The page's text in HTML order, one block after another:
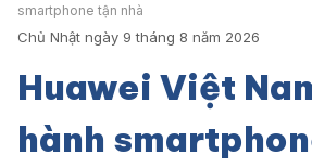
smartphone tận nhà
Chủ Nhật ngày 9 tháng 8 năm 2026
Huawei Việt
hành